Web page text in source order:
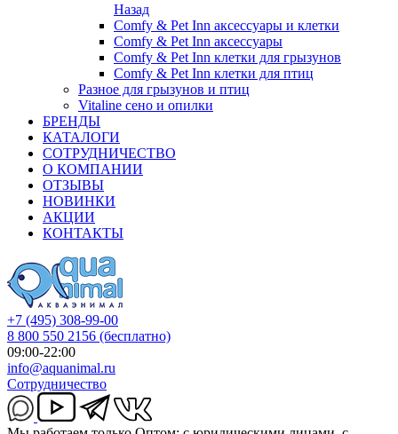
Назад
Comfy & Pet Inn аксессуары и клетки
Comfy & Pet Inn аксессуары
Comfy & Pet Inn клетки для грызунов
Comfy & Pet Inn клетки для птиц
Разное для грызунов и птиц
Vitaline сено и опилки
БРЕНДЫ
КАТАЛОГИ
СОТРУДНИЧЕСТВО
О КОМПАНИИ
ОТЗЫВЫ
НОВИНКИ
АКЦИИ
КОНТАКТЫ
+7 (495) 308-99-00
8 800 550 2156 (бесплатно)
09:00-22:00
info@aquanimal.ru
Сотрудничество